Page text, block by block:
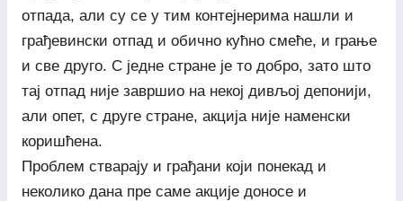
отпада, али су се у тим контејнерима нашли и
грађевински отпад и обично кућно смеће, и грање
и све друго. С једне стране је то добро, зато што
тај отпад није завршио на некој дивљој депонији,
али опет, с друге стране, акција није наменски
коришћена.
Проблем стварају и грађани који понекад и
неколико дана пре саме акције доносе и